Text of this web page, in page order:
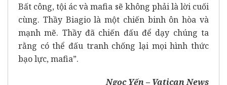
Bất công, tội ác và mafia sẽ không phải là lời cuối
cùng. Thầy Biagio là một chiến binh ôn hòa và
mạnh mẽ. Thầy đã chiến đấu để dạy chúng ta
rằng có thể đấu tranh chống lại mọi hình thức
bạo lực, mafia”.
Ngọc Yến – Vatican News